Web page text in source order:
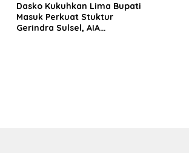
Dasko Kukuhkan Lima Bupati
Masuk Perkuat Stuktur
Gerindra Sulsel, AIA